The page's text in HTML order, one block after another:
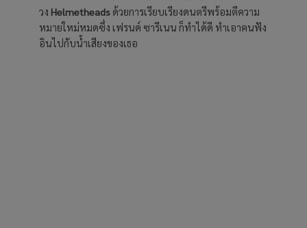
วง Helmetheadsด้วยการเรียบเรียงดนตรีพร้อมตีความ
หมายใหม่หมดซึ่ง เฟรนด์ ซารีเนน ก็ทำได้ดี ทำเอาคนฟัง
อินไปกับน้ำเสียงของเธอ